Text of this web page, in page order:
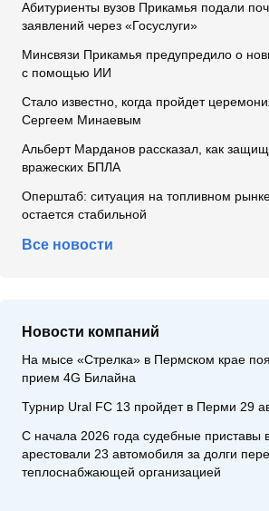
Абитуриенты вузов Прикамья подали
заявлений через «Госуслуги»
Минсвязи Прикамья предупредило о
с помощью ИИ
Стало известно, когда пройдет
Сергеем Минаевым
Альберт Марданов рассказал, как
вражеских БПЛА
Оперштаб: ситуация на топливном
остается стабильной
Все новости
Новости компаний
На мысе «Стрелка» в Пермском крае
прием 4G Билайна
Турнир Ural FC 13 пройдет в Перми 29
С начала 2026 года судебные приставы
арестовали 23 автомобиля за долги
теплоснабжающей организацией